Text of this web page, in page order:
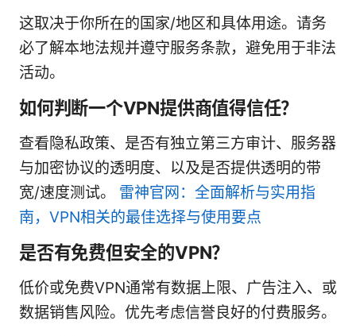
这取决于你所在的国家/地区和具体用途。请务
必了解本地法规并遵守服务条款，避免用于非法
活动。
如何判断一个VPN提供商值得信任？
查看隐私政策、是否有独立第三方审计、服务器
与加密协议的透明度、以及是否提供透明的带
宽/速度测试。 雷神官网：全面解析与实用指
南，VPN相关的最佳选择与使用要点
是否有免费但安全的VPN？
低价或免费VPN通常有数据上限、广告注入、或
数据销售风险。优先考虑信誉良好的付费服务。